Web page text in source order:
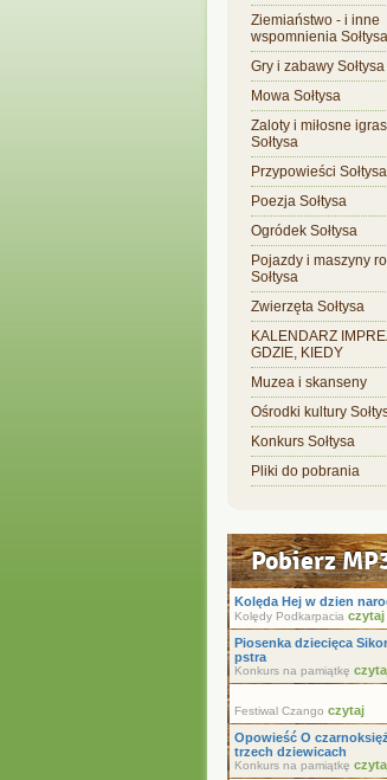
Ziemiaństwo - i inne
wspomnienia Sołtysa
Gry i zabawy Sołtysa
Mowa Sołtysa
Zaloty i miłosne
Sołtysa
Przypowieści Sołtysa
Poezja Sołtysa
Ogródek Sołtysa
Pojazdy i maszyny
Sołtysa
Zwierzęta Sołtysa
KALENDARZ
GDZIE, KIEDY
Muzea i skanseny
Ośrodki kultury
Konkurs Sołtysa
Pliki do pobrania
Pobierz
Kolęda Hej w dzien
Kolędy Podkarpacia czytaj
Piosenka dziecięca
pstra
Konkurs na pamiątkę
Festiwal Czango czytaj
Opowieść O
trzech dziewicach
Konkurs na pamiątkę